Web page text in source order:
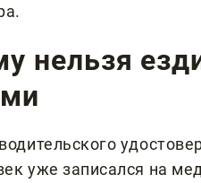
нельзя
уже записался на